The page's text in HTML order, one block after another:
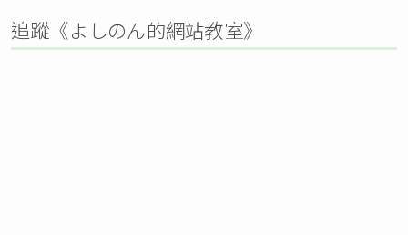
追蹤《よしのん的網站教室》